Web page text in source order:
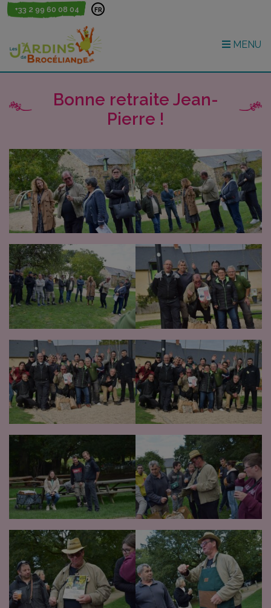
+33 2 99 60 08 04 FR
MENU
Bonne retraite Jean-
Pierre !